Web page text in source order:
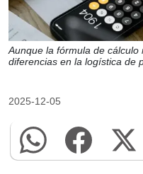
Aunque la fórmula de
diferencias en la logística de
2025-12-05